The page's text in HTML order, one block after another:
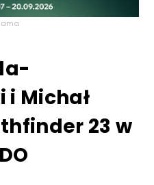
i Michał
23 w